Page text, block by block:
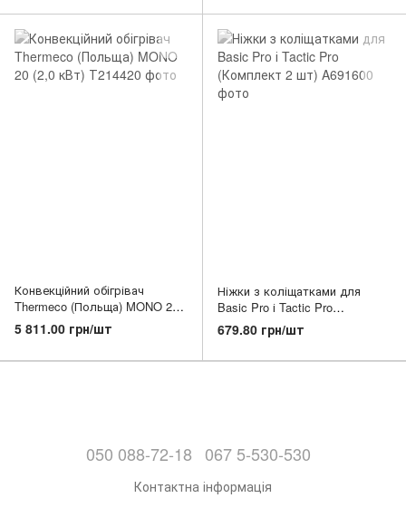
Конвекційний обігрівач
Thermeco (Польща) MONO 20
(2,0 кВт)
5 811.00 грн/шт
Ніжки з коліщатками для
Basic Pro і Tactic Pro
(Комплект 2 шт)
679.80 грн/шт
050 088-72-18 067 5-530-530
Контактна інформація